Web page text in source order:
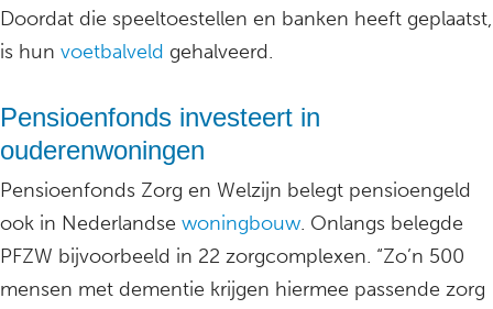
Doordat die speeltoestellen en banken heeft geplaatst,
is hun voetbalveld gehalveerd.
Pensioenfonds investeert in
ouderenwoningen
Pensioenfonds Zorg en Welzijn belegt pensioengeld
ook in Nederlandse woningbouw. Onlangs belegde
PFZW bijvoorbeeld in 22 zorgcomplexen. “Zo’n 500
mensen met dementie krijgen hiermee passende zorg